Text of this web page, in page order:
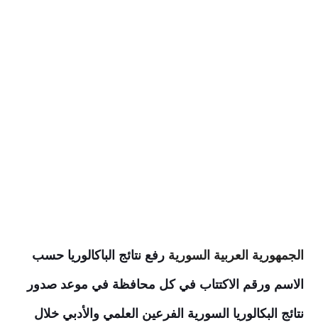
الجمهورية العربية السورية رفع نتائج الباكالوريا حسب
الاسم ورقم الاكتتاب في كل محافظة في موعد صدور
نتائج البكالوريا السورية الفرعين العلمي والأدبي خلال